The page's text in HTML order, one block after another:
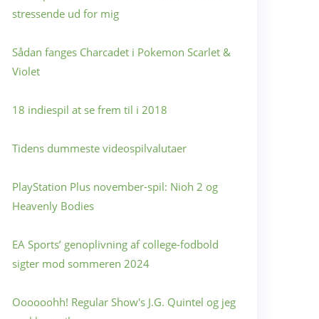
stressende ud for mig
Sådan fanges Charcadet i Pokemon Scarlet &
Violet
18 indiespil at se frem til i 2018
Tidens dummeste videospilvalutaer
PlayStation Plus november-spil: Nioh 2 og
Heavenly Bodies
EA Sports’ genoplivning af college-fodbold
sigter mod sommeren 2024
Oooooohh! Regular Show's J.G. Quintel og jeg